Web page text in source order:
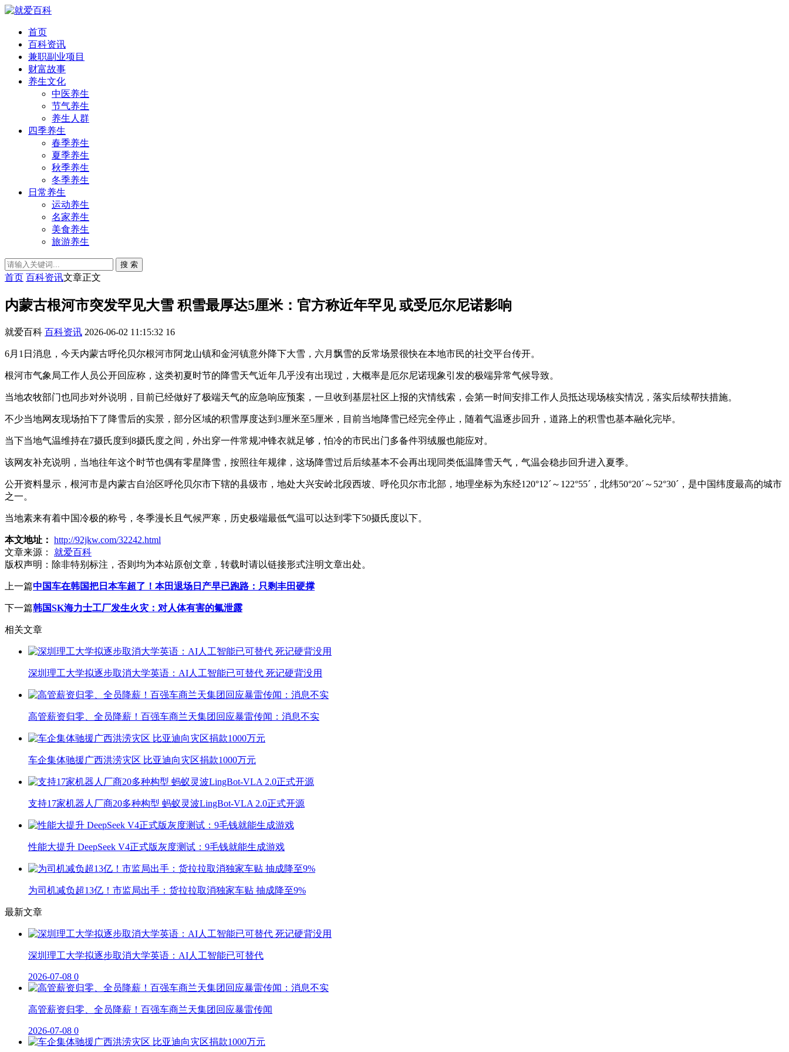
首页
百科资讯
兼职副业项目
财富故事
养生文化
中医养生
节气养生
养生人群
四季养生
春季养生
夏季养生
秋季养生
冬季养生
日常养生
运动养生
名家养生
美食养生
旅游养生
搜 索
首页 百科资讯文章正文
内蒙古根河市突发罕见大雪 积雪最厚达5厘米：官方称近年罕见 或受厄尔尼诺影响
就爱百科 百科资讯 2026-06-02 11:15:32 16
6月1日消息，今天内蒙古呼伦贝尔根河市阿龙山镇和金河镇意外降下大雪，六月飘雪的反常场景很快在本地市民的社交平台传开。
根河市气象局工作人员公开回应称，这类初夏时节的降雪天气近年几乎没有出现过，大概率是厄尔尼诺现象引发的极端异常气候导致。
当地农牧部门也同步对外说明，目前已经做好了极端天气的应急响应预案，一旦收到基层社区上报的灾情线索，会第一时间安排工作人员抵达现场核实情况，落实后续帮扶措施。
不少当地网友现场拍下了降雪后的实景，部分区域的积雪厚度达到3厘米至5厘米，目前当地降雪已经完全停止，随着气温逐步回升，道路上的积雪也基本融化完毕。
当下当地气温维持在7摄氏度到8摄氏度之间，外出穿一件常规冲锋衣就足够，怕冷的市民出门多备件羽绒服也能应对。
该网友补充说明，当地往年这个时节也偶有零星降雪，按照往年规律，这场降雪过后后续基本不会再出现同类低温降雪天气，气温会稳步回升进入夏季。
公开资料显示，根河市是内蒙古自治区呼伦贝尔市下辖的县级市，地处大兴安岭北段西坡、呼伦贝尔市北部，地理坐标为东经120°12´～122°55´，北纬50°20´～52°30´，是中国纬度最高的城市
之一。
当地素来有着中国冷极的称号，冬季漫长且气候严寒，历史极端最低气温可以达到零下50摄氏度以下。
本文地址： http://92jkw.com/32242.html
文章来源：
就爱百科
版权声明： 除非特别标注，否则均为本站原创文章，转载时请以链接形式注明文章出处。
上一篇中国车在韩国把日本车超了！本田退场日产早已跑路：只剩丰田硬撑
下一篇韩国SK海力士工厂发生火灾：对人体有害的氟泄露
相关文章
深圳理工大学拟逐步取消大学英语：AI人工智能已可替代 死记硬背没用
高管薪资归零、全员降薪！百强车商兰天集团回应暴雷传闻：消息不实
车企集体驰援广西洪涝灾区 比亚迪向灾区捐款1000万元
支持17家机器人厂商20多种构型 蚂蚁灵波LingBot-VLA 2.0正式开源
性能大提升 DeepSeek V4正式版灰度测试：9毛钱就能生成游戏
为司机减负超13亿！市监局出手：货拉拉取消独家车贴 抽成降至9%
最新文章
深圳理工大学拟逐步取消大学英语：AI人工智能已可替代
2026-07-08 0
高管薪资归零、全员降薪！百强车商兰天集团回应暴雷传闻
2026-07-08 0